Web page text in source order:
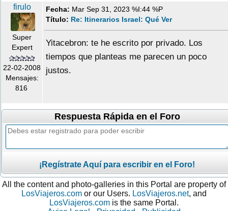
firulo
Super
Expert
22-02-2008
Mensajes:
816
Fecha: Mar Sep 31, 2023 %I:44 %P
Título: Re: Itinerarios Israel: Qué Ver
Yitacebron: te he escrito por privado. Los
tiempos que planteas me parecen un poco
justos.
Respuesta Rápida en el Foro
¡Regístrate Aquí para escribir en el Foro!
All the content and photo-galleries in this Portal are property of
LosViajeros.com or our Users. LosViajeros.net, and
LosViajeros.com is the same Portal.